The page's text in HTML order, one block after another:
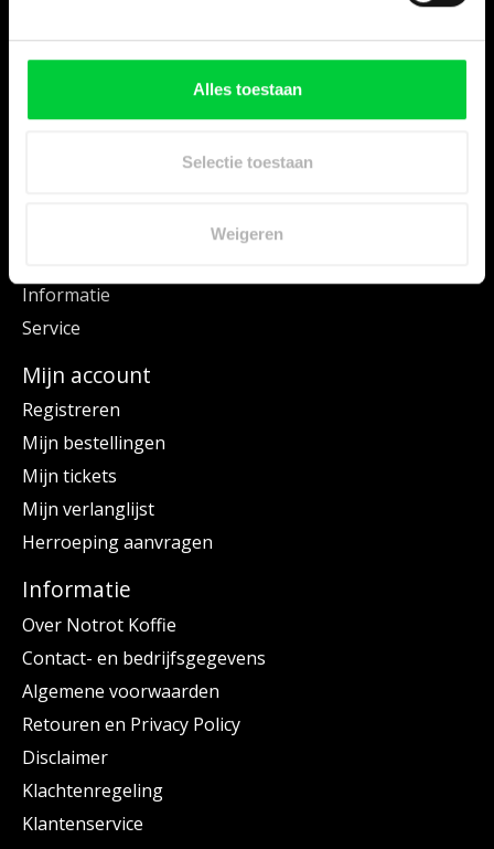
Alles toestaan
Selectie toestaan
Weigeren
JURA via het menu Series of maak uw keuze via Onderdelen.
Categorieën
Onderhoudsproducten
Informatie
Service
Mijn account
Registreren
Mijn bestellingen
Mijn tickets
Mijn verlanglijst
Herroeping aanvragen
Informatie
Over Notrot Koffie
Contact- en bedrijfsgegevens
Algemene voorwaarden
Retouren en Privacy Policy
Disclaimer
Klachtenregeling
Klantenservice